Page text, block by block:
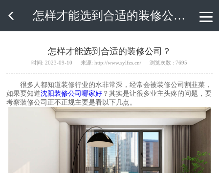
 怎样才能选到合适的装修公司？
怎样才能选到合适的装修公司？
时间: 2023-09-10 来源: http://www.sylfzs.cn/ 浏览次数 : 7695
很多人都知道装修行业的水非常深，经常会被装修公司割韭菜，
如果要知道沈阳装修公司哪家好 ？其实是让很多业主头疼的问题，要
考察装修公司正不正规主要是看以下几点。